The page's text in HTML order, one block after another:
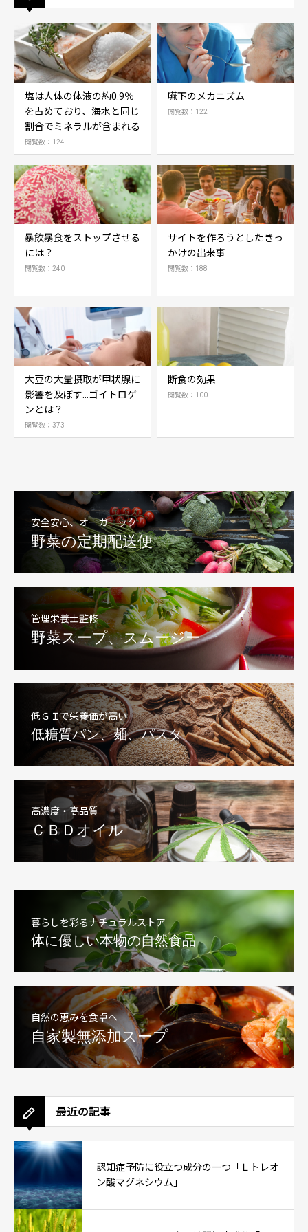
塩は人体の体液の約0.9％
を占めており、海水と同じ
割合でミネラルが含まれる
閲覧数：124
嚥下のメカニズム
閲覧数：122
暴飲暴食をストップさせる
には？
閲覧数：240
サイトを作ろうとしたきっ
かけの出来事
閲覧数：188
大豆の大量摂取が甲状腺に
影響を及ぼす…ゴイトロゲ
ンとは？
閲覧数：373
断食の効果
閲覧数：100
安全安心、オーガニック
野菜の定期配送便
管理栄養士監修
野菜スープ、スムージー
低ＧＩで栄養価が高い
低糖質パン、麺、パスタ
高濃度・高品質
ＣＢＤオイル
暮らしを彩るナチュラルストア
体に優しい本物の自然食品
自然の恵みを食卓へ
自家製無添加スープ
最近の記事
認知症予防に役立つ成分の一つ「Ｌトレオ
ン酸マグネシウム」